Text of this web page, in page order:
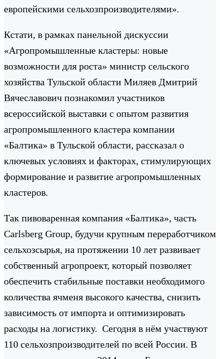
европейскими сельхозпроизводителями».
Кстати, в рамках панельной дискуссии
«Агропромышленные кластеры: новые
возможности для роста» министр сельского
хозяйства Тульской области Миляев Дмитрий
Вячеславович познакомил участников
всероссийской выставки с опытом развития
агропромышленного кластера компании
«Балтика» в Тульской области, рассказал о
ключевых условиях и факторах, стимулирующих
формирование и развитие агропромышленных
кластеров.
Так пивоваренная компания «Балтика», часть
Carlsberg Group, будучи крупным переработчиком
сельхозсырья, на протяжении 10 лет развивает
собственный агропроект, который позволяет
обеспечить стабильные поставки необходимого
количества ячменя высокого качества, снизить
зависимость от импорта и оптимизировать
расходы на логистику. Сегодня в нём участвуют
110 сельхозпроизводителей по всей России. В